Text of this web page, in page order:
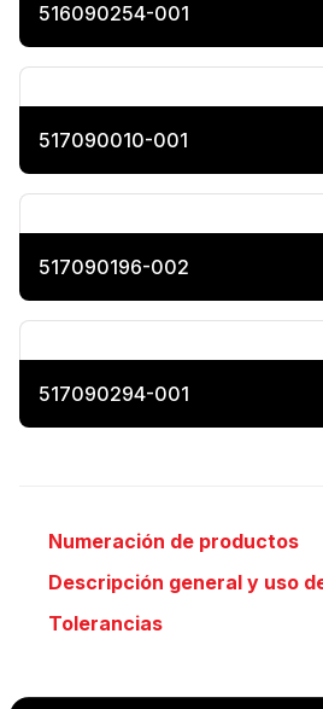
516090254-001
517090010-001
517090196-002
517090294-001
Numeración de productos
Descripción general y uso
Tolerancias